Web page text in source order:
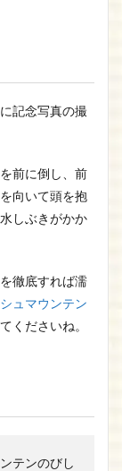
記念写真の撮
前に倒し、前
向いて頭を抱
しぶきがかか
徹底すれば濡
ュ マウンテン
くださいね。
テンのびし